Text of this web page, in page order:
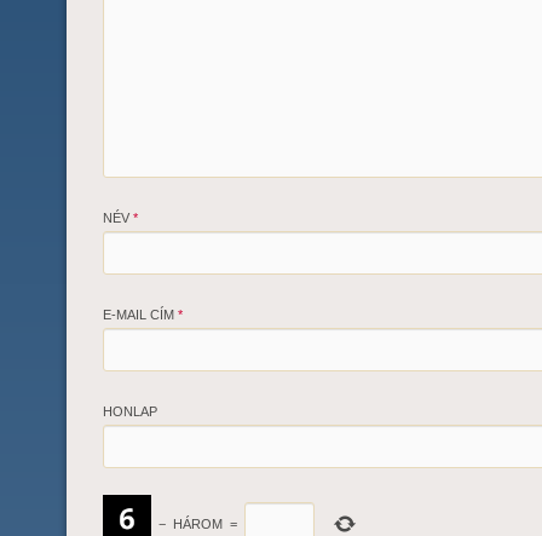
NÉV *
E-MAIL CÍM *
HONLAP
− HÁROM =